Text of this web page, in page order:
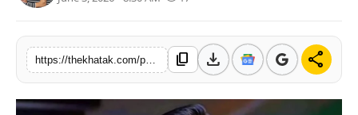
खेल
लाइफस्टाइल
अंतर्राष्ट्रीय
content_copy download share